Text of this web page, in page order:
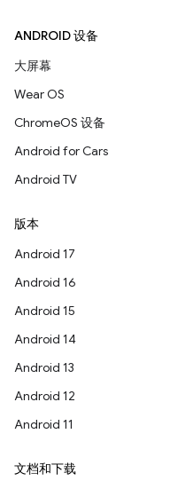
ANDROID 设备
大屏幕
Wear OS
ChromeOS 设备
Android for Cars
Android TV
版本
Android 17
Android 16
Android 15
Android 14
Android 13
Android 12
Android 11
文档和下载